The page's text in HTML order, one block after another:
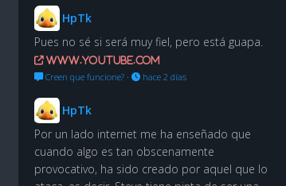
HpTk
Pues no sé si será muy fiel, pero está guapa.
www.youtube.com
Creen que funcione? · hace 2 días
HpTk
Por un lado internet me ha enseñado que
cuando algo es tan obscenamente
provocativo, ha sido creado por aquel que lo